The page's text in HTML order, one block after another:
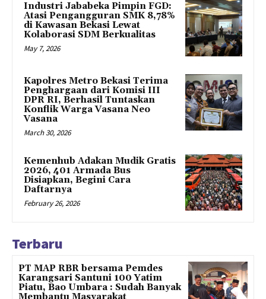
Industri Jababeka Pimpin FGD:
Atasi Pengangguran SMK 8,78%
di Kawasan Bekasi Lewat
Kolaborasi SDM Berkualitas
May 7, 2026
Kapolres Metro Bekasi Terima
Penghargaan dari Komisi III
DPR RI, Berhasil Tuntaskan
Konflik Warga Vasana Neo
Vasana
March 30, 2026
Kemenhub Adakan Mudik Gratis
2026, 401 Armada Bus
Disiapkan, Begini Cara
Daftarnya
February 26, 2026
Terbaru
PT MAP RBR bersama Pemdes
Karangsari Santuni 100 Yatim
Piatu, Bao Umbara : Sudah Banyak